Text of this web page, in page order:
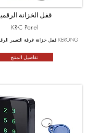
قفل الخزانة
KR-C Panel
قفل خزانة غرفة التغيير الرقمي الصغير من KERONG
تفاصيل المنتج